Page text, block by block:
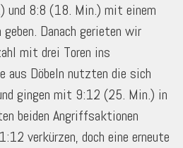
und 8:8 (18. Min.) mit einem
Danach gerieten wir
mit drei Toren ins
aus Döbeln nutzten die sich
gingen mit 9:12 (25. Min.) in
beiden Angriffsaktionen
verkürzen, doch eine erneute